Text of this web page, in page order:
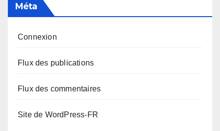
Méta
Connexion
Flux des publications
Flux des commentaires
Site de WordPress-FR